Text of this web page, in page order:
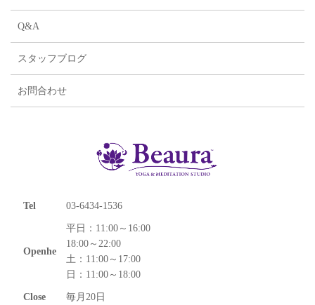
Q&A
スタッフブログ
お問合わせ
Tel 03-6434-1536
Openhe
平日：11:00～16:00
18:00～22:00
土：11:00～17:00
日：11:00～18:00
Close 毎月20日